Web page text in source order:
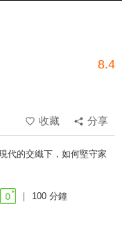
8.4
收藏
分享
代的交織下，如何堅守家
100 分鐘